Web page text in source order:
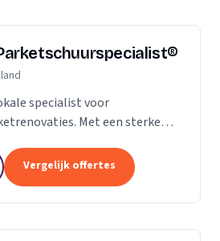
specialist voor
Met een sterke
we onze diensten aan
Vergelijk offertes